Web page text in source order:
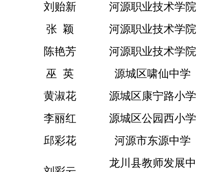
刘贻新
河源职业技术学院
张  颖
河源职业技术学院
陈艳芳
河源职业技术学院
巫  英
源城区啸仙中学
黄淑花
源城区康宁路小学
李丽红
源城区公园西小学
邱彩花
河源市东源中学
龙川县教师发展中